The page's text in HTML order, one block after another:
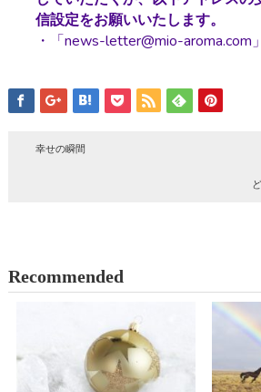
信設定をお願いいたします。
・「news-letter@mio-aroma.com」
幸せの瞬間
Recommended